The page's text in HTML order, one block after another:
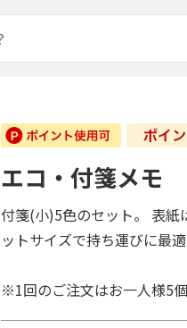
エコ・付箋メモ
付箋(小)5色のセット。 表
ットサイズで持ち運びに最
※1回のご注文はお一人様5